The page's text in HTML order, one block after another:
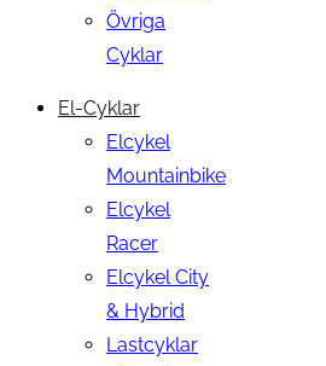
Övriga
Cyklar
El-Cyklar
Elcykel
Mountainbike
Elcykel
Racer
Elcykel City
& Hybrid
Lastcyklar